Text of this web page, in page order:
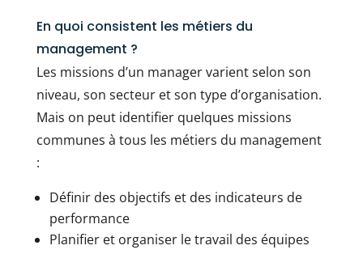
En quoi consistent les métiers du
management ?
Les missions d’un manager varient selon son
niveau, son secteur et son type d’organisation.
Mais on peut identifier quelques missions
communes à tous les métiers du management
:
Définir des objectifs et des indicateurs de
performance
Planifier et organiser le travail des équipes